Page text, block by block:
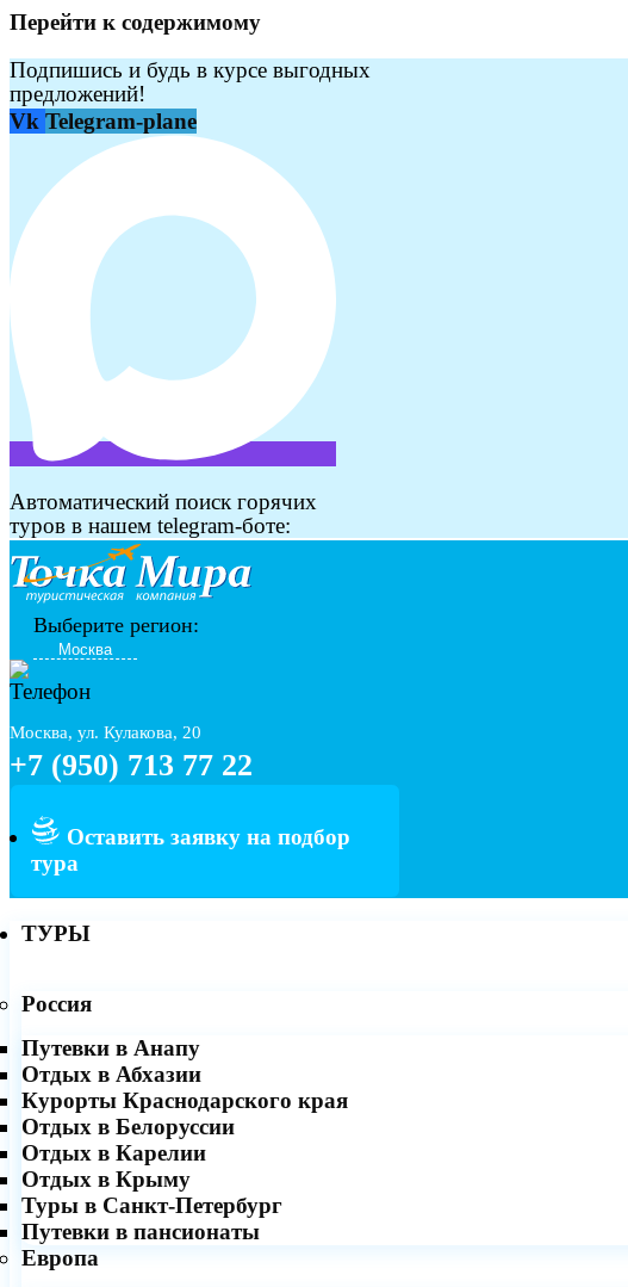
Перейти к содержимому
Подпишись и будь в курсе выгодных
предложений!
Vk Telegram-plane
Автоматический поиск горячих
туров в нашем telegram-боте:
Выберите регион:
Москва, ул. Кулакова, 20
+7 (950) 713 77 22
Оставить заявку на подбор
тура
ТУРЫ
Россия
Путевки в Анапу
Отдых в Абхазии
Курорты Краснодарского края
Отдых в Белоруссии
Отдых в Карелии
Отдых в Крыму
Туры в Санкт-Петербург
Путевки в пансионаты
Европа